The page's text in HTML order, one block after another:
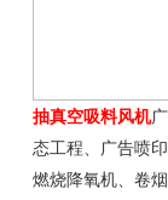
抽真空吸料风机
态工程、广告喷
燃烧降氧机、卷